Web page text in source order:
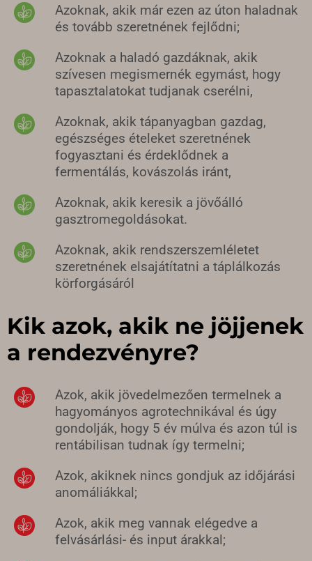
Azoknak, akik már ezen az úton haladnak
és tovább szeretnének fejlődni;
Azoknak a haladó gazdáknak, akik
szívesen megismernék egymást, hogy
tapasztalatokat tudjanak cserélni,
Azoknak, akik tápanyagban gazdag,
egészséges ételeket szeretnének
fogyasztani és érdeklődnek a
fermentálás, kovászolás iránt,
Azoknak, akik keresik a jövőálló
gasztromegoldásokat.
Azoknak, akik rendszerszemléletet
szeretnének elsajátítatni a táplálkozás
körforgásáról
Kik azok, akik ne jöjjenek
a rendezvényre?
Azok, akik jövedelmezően termelnek a
hagyományos agrotechnikával és úgy
gondolják, hogy 5 év múlva és azon túl is
rentábilisan tudnak így termelni;
Azok, akiknek nincs gondjuk az időjárási
anomáliákkal;
Azok, akik meg vannak elégedve a
felvásárlási- és input árakkal;